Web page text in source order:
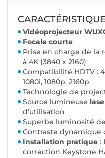
Vidéoprojecteur
Focale courte
Prise en charge de la
à 4K (3840 x 2160)
Compatibilité HDTV :
1080i, 1080p, 2160p
Technologie de
Source lumineuse
d'utilisation
Superbe luminosité de
Contraste dynamique
Installation pratique :
correction Keystone